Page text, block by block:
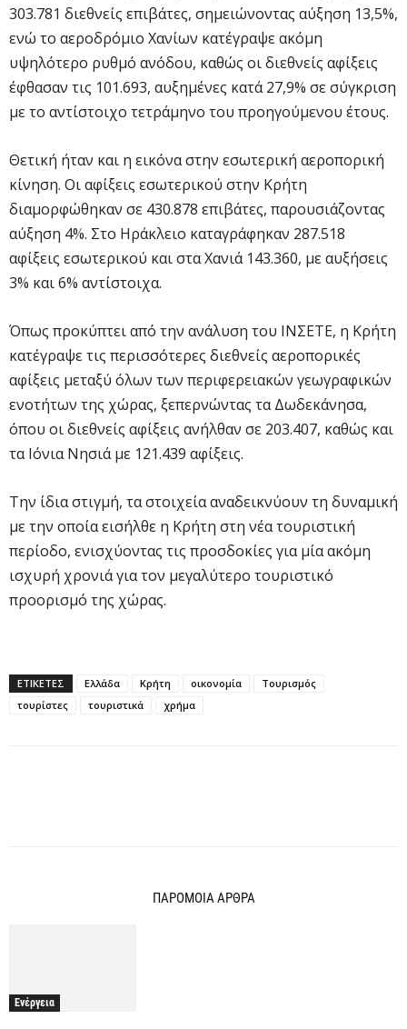
303.781 διεθνείς επιβάτες, σημειώνοντας αύξηση 13,5%,
ενώ το αεροδρόμιο Χανίων κατέγραψε ακόμη
υψηλότερο ρυθμό ανόδου, καθώς οι διεθνείς αφίξεις
έφθασαν τις 101.693, αυξημένες κατά 27,9% σε σύγκριση
με το αντίστοιχο τετράμηνο του προηγούμενου έτους.
Θετική ήταν και η εικόνα στην εσωτερική αεροπορική
κίνηση. Οι αφίξεις εσωτερικού στην Κρήτη
διαμορφώθηκαν σε 430.878 επιβάτες, παρουσιάζοντας
αύξηση 4%. Στο Ηράκλειο καταγράφηκαν 287.518
αφίξεις εσωτερικού και στα Χανιά 143.360, με αυξήσεις
3% και 6% αντίστοιχα.
Όπως προκύπτει από την ανάλυση του ΙΝΣΕΤΕ, η Κρήτη
κατέγραψε τις περισσότερες διεθνείς αεροπορικές
αφίξεις μεταξύ όλων των περιφερειακών γεωγραφικών
ενοτήτων της χώρας, ξεπερνώντας τα Δωδεκάνησα,
όπου οι διεθνείς αφίξεις ανήλθαν σε 203.407, καθώς και
τα Ιόνια Νησιά με 121.439 αφίξεις.
Την ίδια στιγμή, τα στοιχεία αναδεικνύουν τη δυναμική
με την οποία εισήλθε η Κρήτη στη νέα τουριστική
περίοδο, ενισχύοντας τις προσδοκίες για μία ακόμη
ισχυρή χρονιά για τον μεγαλύτερο τουριστικό
προορισμό της χώρας.
ΕΤΙΚΕΤΕΣ Ελλάδα Κρήτη οικονομία
Τουρισμός
τουρίστες
τουριστικά χρήμα
ΠΑΡΟΜΟΙΑ ΑΡΘΡΑ
Ενέργεια